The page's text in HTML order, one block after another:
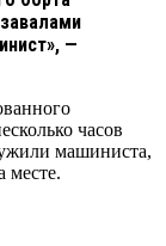
—
часов
машиниста,
месте.